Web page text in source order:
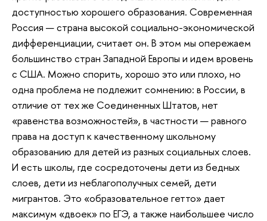
доступностью хорошего образования. Современная
Россия — страна высокой социально-экономической
дифференциации, считает он. В этом мы опережаем
большинство стран Западной Европы и идем вровень
с США. Можно спорить, хорошо это или плохо, но
одна проблема не подлежит сомнению: в России, в
отличие от тех же Соединенных Штатов, нет
«равенства возможностей», в частности — равного
права на доступ к качественному школьному
образованию для детей из разных социальных слоев.
И есть школы, где сосредоточены дети из бедных
слоев, дети из неблагополучных семей, дети
мигрантов. Это «образовательное гетто» дает
максимум «двоек» по ЕГЭ, а также наибольшее число